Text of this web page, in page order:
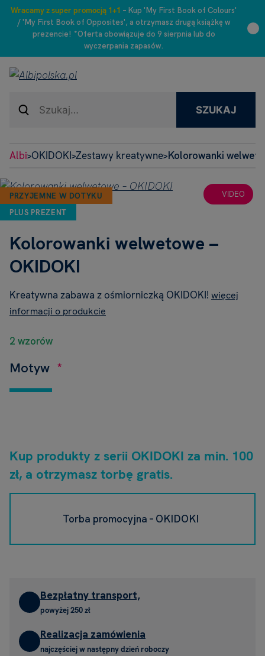
Wracamy z super promocją 1+1 – Kup 'My First Book of Colours'
/ 'My First Book of Opposites', a otrzymasz drugą książkę w
prezencie! *Oferta obowiązuje do 9 sierpnia lub do
wyczerpania zapasów.
SZUKAJ
Albi>OKIDOKI>Zestawy kreatywne>Kolorowanki
PRZYJEMNE W DOTYKU
PLUS PREZENT
VIDEO
Kolorowanki welwetowe –
OKIDOKI
Kreatywna zabawa z ośmiorniczką OKIDOKI! więcej
informacji o produkcie
2 wzorów
Motyw
Kup produkty z serii OKIDOKI za min. 100
zł, a otrzymasz torbę gratis.
Torba promocyjna – OKIDOKI
Bezpłatny transport,
powyżej 250 zł
Realizacja zamówienia
najczęściej w następny dzień roboczy